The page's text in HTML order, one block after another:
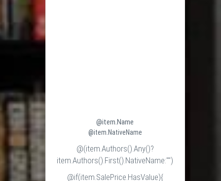
@item.Name
@item.NativeName
@(item.Authors().Any()?
item.Authors().First().NativeName:"")
@if(item.SalePrice.HasValue){